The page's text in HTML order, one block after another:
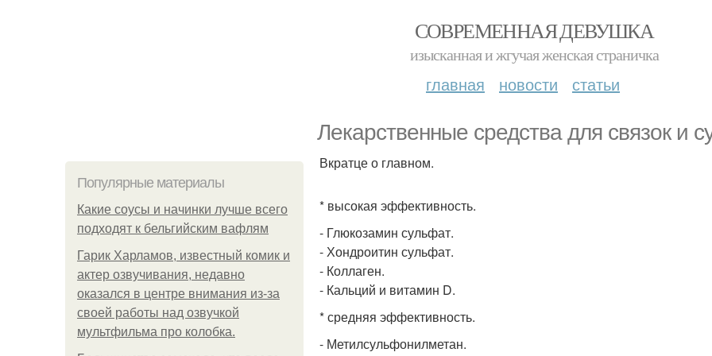
СОВРЕМЕННАЯ ДЕВУШКА
изысканная и жгучая женская страничка
главная новости статьи
Лекарственные средства для связок и
Популярные материалы
Какие соусы и начинки лучше всего
подходят к бельгийским вафлям
Гарик Харламов, известный комик и
актер озвучивания, недавно
оказался в центре внимания из-за
своей работы над озвучкой
мультфильма про колобка.
Вкратце о главном.
* высокая эффективность.
- Глюкозамин сульфат.
- Хондроитин сульфат.
- Коллаген.
- Кальций и витамин D.
* средняя эффективность.
- Метилсульфонилметан.